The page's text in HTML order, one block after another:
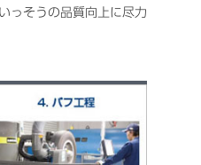
っそうの品質向上に尽力